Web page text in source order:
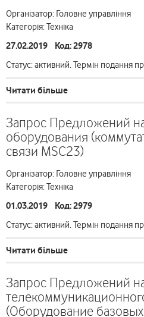
Організатор: Головне управління
Категорія: Техніка
27.02.2019 Код: 2978
Статус: активний. Термін подання
Читати більше
Запрос Предложений
оборудования
связи MSC23)
Організатор: Головне управління
Категорія: Техніка
01.03.2019 Код: 2979
Статус: активний. Термін подання
Читати більше
Запрос Предложений
(Оборудование